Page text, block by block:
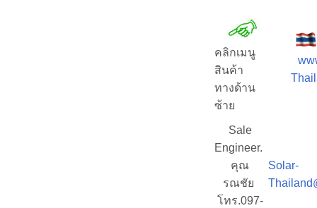
คลิกเมนู
สินค้า
ทางด้าน
ซ้าย
Sale
Engineer.
คุณ
รณชัย
โทร.097-
Solar-